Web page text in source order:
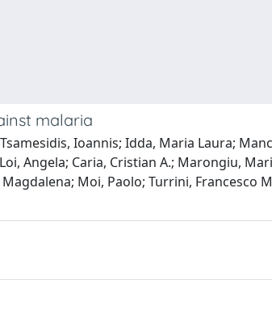
malaria
Ioannis; Idda, Maria Laura;
Angela; Caria, Cristian A.; Marongiu,
Moi, Paolo; Turrini, Francesco